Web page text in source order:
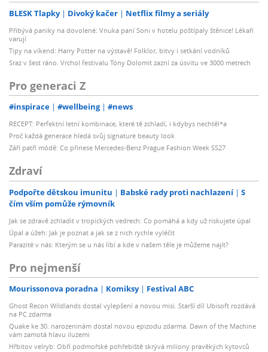
BLESK Tlapky Divoký kačer Netflix filmy a seriály
Přibývá paniky na dovolené: Vnuka paní Soni v hotelu poštípaly štěnice! Lékaři
varují
Tipy na víkend: Harry Potter na výstavě! Folklor, bitvy i setkání vodníků
Sraz v šest ráno. Vrchol festivalu Tóny Dolomit zazní za úsvitu ve 3000 metrech
Pro generaci Z
#inspirace #wellbeing #news
RECEPT: Perfektní letní kombinace, které tě zchladí, i kdybys nechtěl*a
Proč každá generace hledá svůj signature beauty look
Září patří módě: Co přinese Mercedes-Benz Prague Fashion Week SS27
Zdraví
Podpořte dětskou imunitu Babské rady proti nachlazení
S
čím vším pomůže rýmovník
Jak se zdravě zchladit v tropických vedrech: Co pomáhá a kdy už riskujete úpal
Úpal a úžeh: Jak je poznat a jak se z nich rychle vyléčit
Parazité v nás: Kterým se u nás líbí a kde v našem těle je můžeme najít?
Pro nejmenší
Mourissonova poradna Komiksy Festival ABC
Ghost Recon Wildlands dostal vylepšení a novou misi. Starší díl Ubisoft rozdává
na PC zdarma
Quake ke 30. narozeninám dostal novou epizodu zdarma. Dawn of the Machine
vám zamotá hlavu iluzemi
Hřbitov velryb: Obří podmořské pohřebiště skrývá miliony pravěkých kytovců